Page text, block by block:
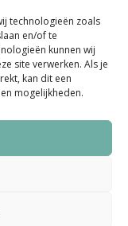
technologieën zoals
en/of te
kunnen wij
site verwerken. Als je
kan dit een
mogelijkheden.